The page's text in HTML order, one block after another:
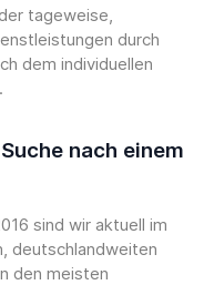
tageweise,
durch
dem individuellen
nach einem
sind wir aktuell im
deutschlandweiten
den meisten